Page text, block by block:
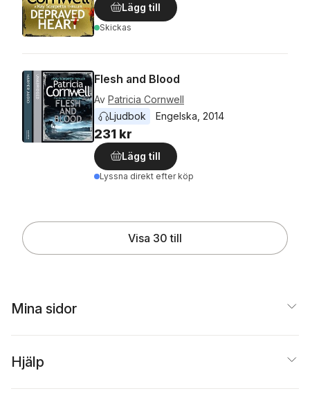
Lägg till
Skickas
Flesh and Blood
Av Patricia Cornwell
Ljudbok
Engelska 2014
231 kr
Lägg till
Lyssna direkt efter köp
Visa 30 till
Mina sidor
Hjälp